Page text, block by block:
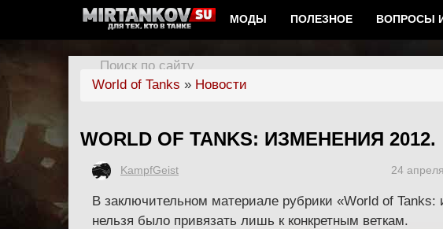
МОДЫ ПОЛЕЗНОЕ ВОПРОСЫ
Поиск по сайту
World of Tanks » Новости
WORLD OF TANKS: ИЗМЕНЕНИЯ 2012.
KampfGeist 24
В заключительном материале рубрики «World of
нельзя было привязать лишь к конкретным веткам.